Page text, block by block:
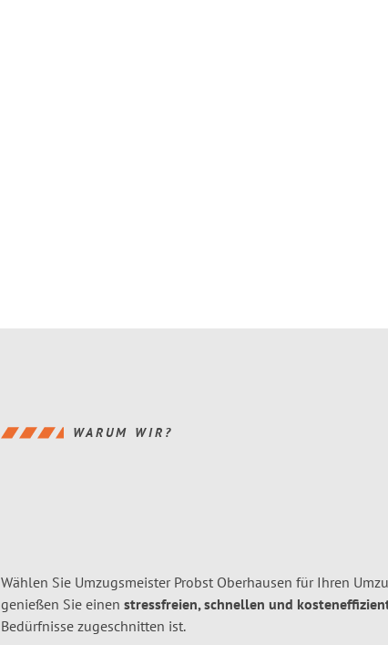
WARUM WIR?
Wählen Sie Umzugsmeister Probst Oberhausen für Ihren
genießen Sie einen stressfreien, schnellen und
Bedürfnisse zugeschnitten ist.